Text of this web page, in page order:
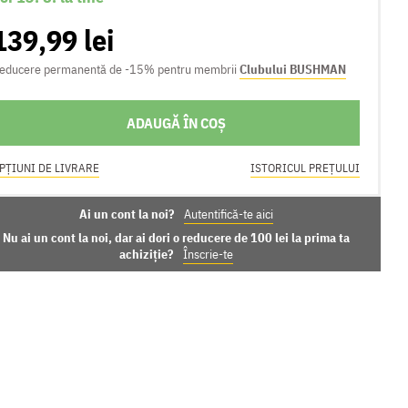
lei
permanentă de -15% pentru membrii Clubului BUSHMAN
ADAUGĂ ÎN COȘ
DE LIVRARE ISTORICUL PREȚULUI
Ai un cont la noi?
Autentifică-te aici
Nu ai un cont la noi, dar ai dori o reducere de 100 lei la prima ta
achiziție?
Înscrie-te